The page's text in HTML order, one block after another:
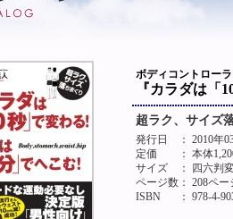
ボディコントロー
『カラダは「
超ラク、サイズ
発行日
： 2010年
定価
： 本体
サイズ
： 四六判
ページ数： 208ペー
ISBN
： 978-4-